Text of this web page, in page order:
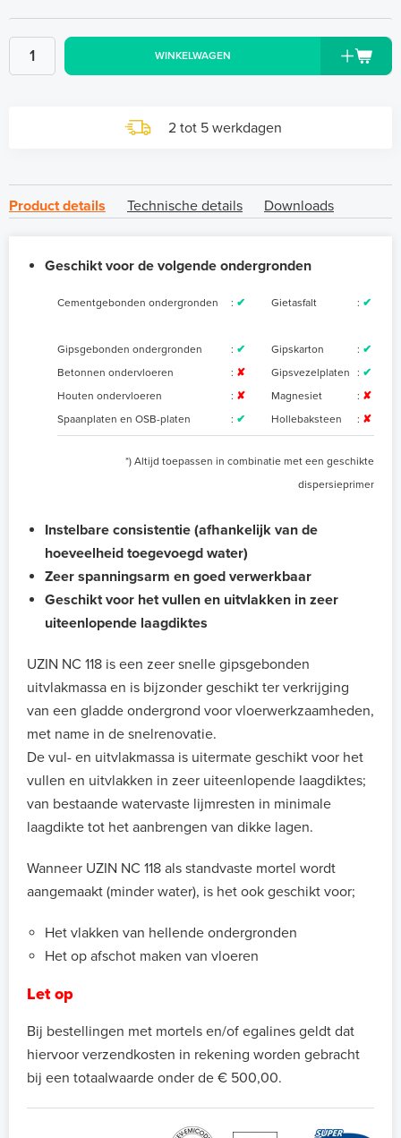
WINKELWAGEN
2 tot 5 werkdagen
Product details Technische details Downloads
Geschikt voor de volgende ondergronden
Cementgebonden ondergronden : ✔ Gietasfalt : ✔
Gipsgebonden ondergronden : ✔ Gipskarton : ✔
Betonnen ondervloeren
: ✘ Gipsvezelplaten : ✔
Houten ondervloeren
: ✘ Magnesiet : ✘
Spaanplaten en OSB-platen
: ✔ Hollebaksteen : ✘
*) Altijd toepassen in combinatie met een geschikte
dispersieprimer
Instelbare consistentie (afhankelijk van de
hoeveelheid toegevoegd water)
Zeer spanningsarm en goed verwerkbaar
Geschikt voor het vullen en uitvlakken in zeer
uiteenlopende laagdiktes
UZIN NC 118 is een zeer snelle gipsgebonden
uitvlakmassa en is bijzonder geschikt ter verkrijging
van een gladde ondergrond voor vloerwerkzaamheden,
met name in de snelrenovatie.
De vul- en uitvlakmassa is uitermate geschikt voor het
vullen en uitvlakken in zeer uiteenlopende laagdiktes;
van bestaande watervaste lijmresten in minimale
laagdikte tot het aanbrengen van dikke lagen.
Wanneer UZIN NC 118 als standvaste mortel wordt
aangemaakt (minder water), is het ook geschikt voor;
Het vlakken van hellende ondergronden
Het op afschot maken van vloeren
Let op
Bij bestellingen met mortels en/of egalines geldt dat
hiervoor verzendkosten in rekening worden gebracht
bij een totaalwaarde onder de € 500,00.